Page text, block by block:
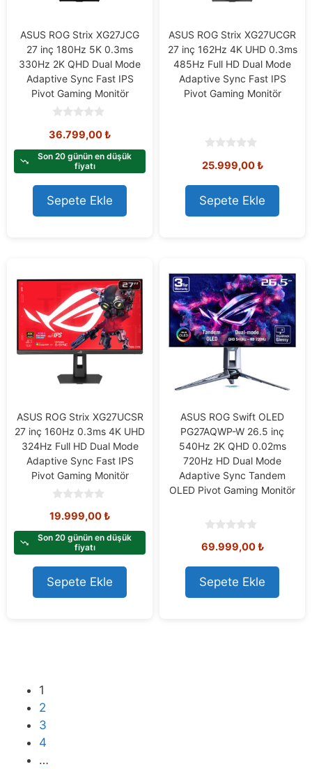
ASUS ROG Strix XG27JCG
27 inç 180Hz 5K 0.3ms
330Hz 2K QHD Dual Mode
Adaptive Sync Fast IPS
Pivot Gaming Monitör
o
t
f
5
36.799,00₺
Son 20 günün en düşük
fiyatı
Sepete Ekle
ASUS ROG Strix XG27UCGR
27 inç 162Hz 4K UHD 0.3ms
485Hz Full HD Dual Mode
Adaptive Sync Fast IPS
Pivot Gaming Monitör
o
t
o
f
5
25.999,00₺
Sepete Ekle
ASUS ROG Strix XG27UCSR
27 inç 160Hz 0.3ms 4K UHD
324Hz Full HD Dual Mode
Adaptive Sync Fast IPS
Pivot Gaming Monitör
o
t
f
5
19.999,00₺
Son 20 günün en düşük
fiyatı
Sepete Ekle
ASUS ROG Swift OLED
PG27AQWP-W 26.5 inç
540Hz 2K QHD 0.02ms
720Hz HD Dual Mode
Adaptive Sync Tandem
OLED Pivot Gaming Monitör
o
t
o
f
5
69.999,00₺
Sepete Ekle
1
2
3
4
…